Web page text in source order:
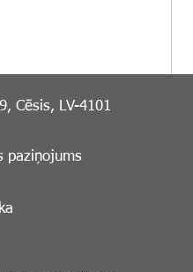
Cēsis, LV-4101
paziņojums